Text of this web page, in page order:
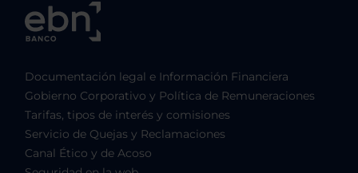
Documentación legal e Información Financiera
Gobierno Corporativo y Política de Remuneraciones
Tarifas, tipos de interés y comisiones
Servicio de Quejas y Reclamaciones
Canal Ético y de Acoso